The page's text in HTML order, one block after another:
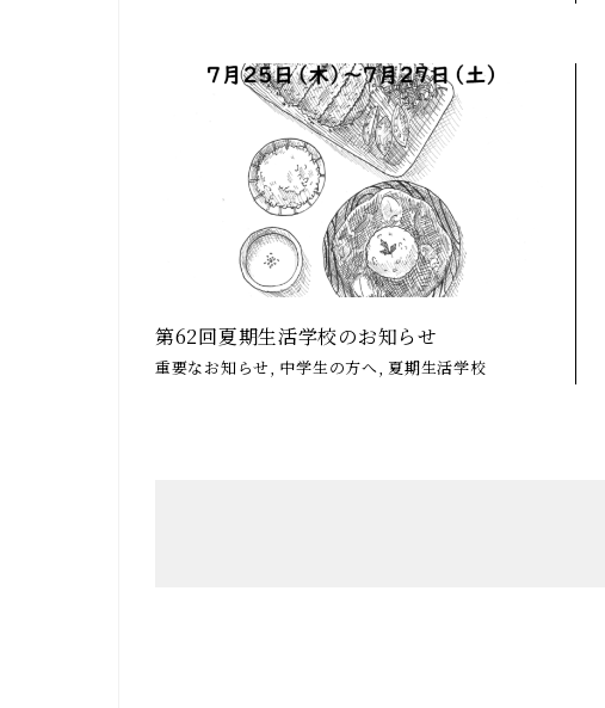
第62回夏期生活学校のお知らせ
重要なお知らせ, 中学生の方へ, 夏期生活学校